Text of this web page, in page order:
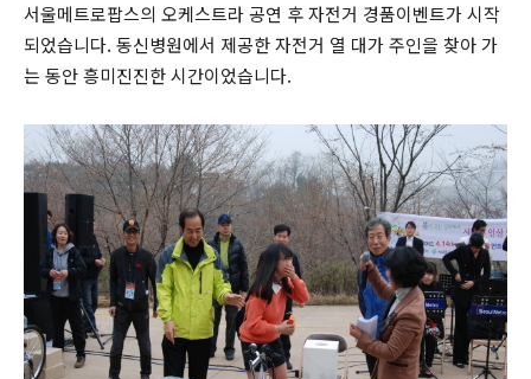
서울메트로팝스의 오케스트라 공연 후 자전거 경품이벤트가 시작
되었습니다. 동신병원에서 제공한 자전거 열 대가 주인을 찾아 가
는 동안 흥미진진한 시간이었습니다.